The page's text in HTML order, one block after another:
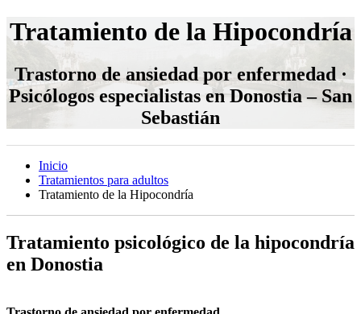
Tratamiento de la Hipocondría
Trastorno de ansiedad por enfermedad ·
Psicólogos especialistas en Donostia – San
Sebastián
Inicio
Tratamientos para adultos
Tratamiento de la Hipocondría
Tratamiento psicológico de la hipocondría
en Donostia